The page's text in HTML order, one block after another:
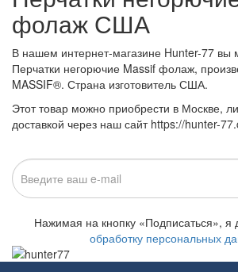
фолаж США
В нашем интернет-магазине Hunter-77 вы
Перчатки негорючие Massif фолаж,
MASSIF®. Страна изготовитель США.
Этот товар можно приобрести в Москве,
доставкой через наш сайт https://hunter-
Нажимая на кнопку «Подписаться», я
обработку персональных